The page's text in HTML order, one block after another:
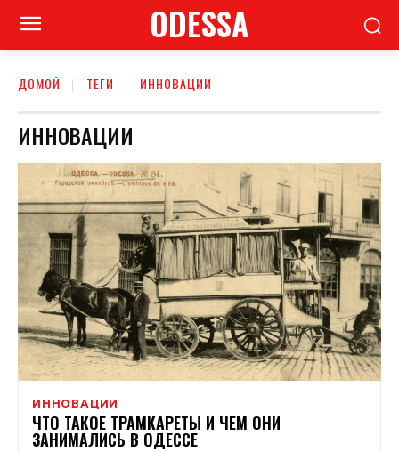
ODESSA
ДОМОЙ ТЕГИ ИННОВАЦИИ
ИННОВАЦИИ
ИННОВАЦИИ
ЧТО ТАКОЕ ТРАМКАРЕТЫ И ЧЕМ ОНИ
ЗАНИМАЛИСЬ В ОДЕССЕ